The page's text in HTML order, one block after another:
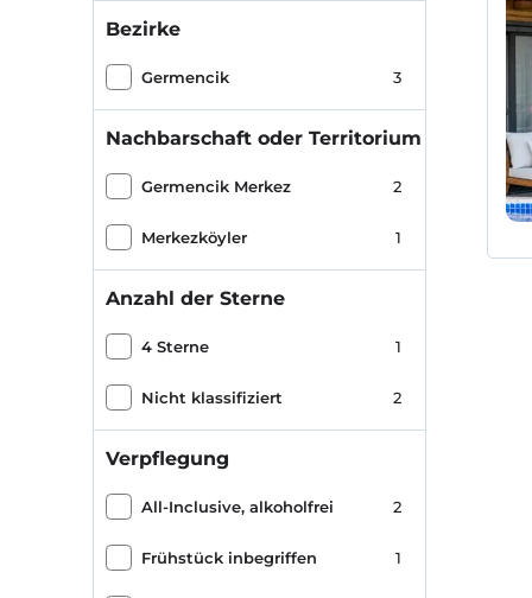
Bezirke
Germencik 3
Nachbarschaft oder Territorium
Germencik Merkez 2
Merkezköyler 1
Anzahl der Sterne
4 Sterne 1
Nicht klassifiziert 2
Verpflegung
All-Inclusive, alkoholfrei 2
Frühstück inbegriffen 1